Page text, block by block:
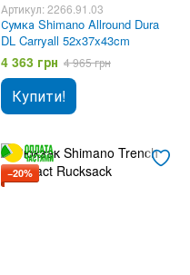
Артикул: 2266.91.03
Сумка Shimano Allround Dura
DL Carryall 52x37x43cm
4 363 грн 4 965 грн
Купити!
−20%